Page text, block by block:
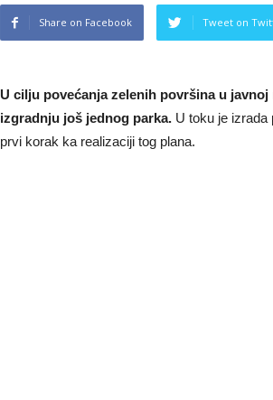
Share on Facebook Tweet on
U cilju povećanja zelenih površina u
izgradnju još jednog parka. U toku je izrada
prvi korak ka realizaciji tog plana.